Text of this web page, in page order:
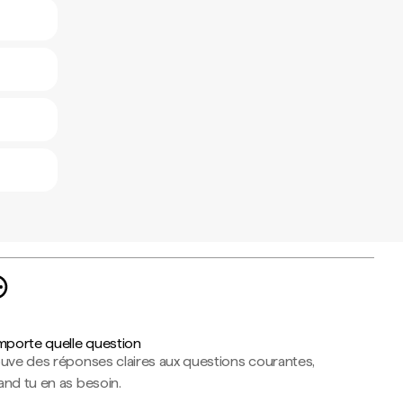
quelle question
des réponses claires aux questions courantes,
tu en as besoin.